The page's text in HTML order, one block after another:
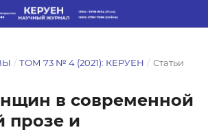
/ ТОМ 73 № 4 (2021): КЕРУЕН / Статьи
в современной
прозе и